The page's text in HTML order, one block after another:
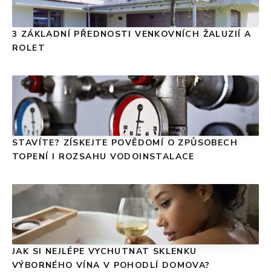
3 ZÁKLADNÍ PŘEDNOSTI VENKOVNÍCH ŽALUZIÍ A
ROLET
STAVÍTE? ZÍSKEJTE POVĚDOMÍ O ZPŮSOBECH
TOPENÍ I ROZSAHU VODOINSTALACE
JAK SI NEJLÉPE VYCHUTNAT SKLENKU
VÝBORNÉHO VÍNA V POHODLÍ DOMOVA?